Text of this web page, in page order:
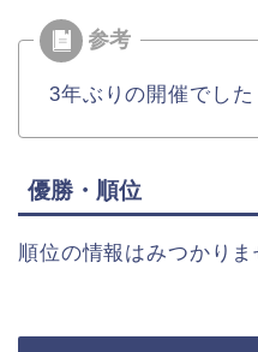
3年ぶりの開催でした
優勝・順位
順位の情報はみつかりま